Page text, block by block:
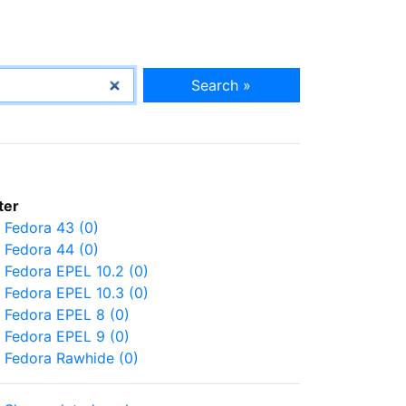
Search »
Fedora 43 (0)
Fedora 44 (0)
Fedora EPEL 10.2 (0)
Fedora EPEL 10.3 (0)
Fedora EPEL 8 (0)
Fedora EPEL 9 (0)
Fedora Rawhide (0)